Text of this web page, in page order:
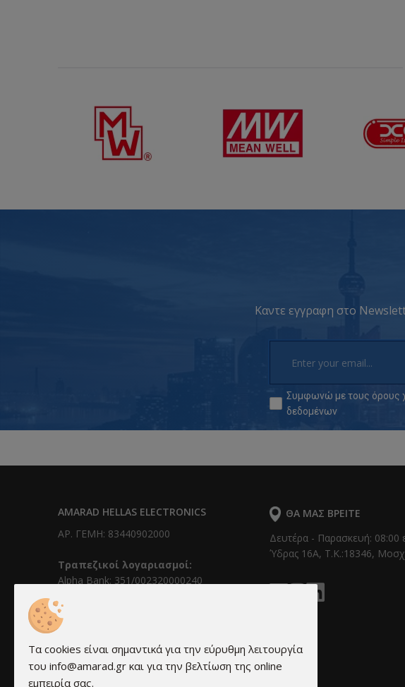
Καντε εγγραφη στο
Συμφωνώ με τους όρους
δεδομένων
AMARAD HELLAS ELECTRONICS
ΑΡ. ΓΕΜΗ: 83440902000
Τραπεζικοί λογαριασμοί:
Alpha Bank: 351/002320000240
Εθνική Τράπεζα: 011 171 44055799
IBAN: GR30 0110 1710 0000 1714 4055
799
Τράπεζα Πειραιώς: 6041-131781-580
IBAN: GR69 0171 0410 0060 4113 1781
ΘΑ ΜΑΣ ΒΡΕΊΤΕ
Δευτέρα - Παρασκευή: 08:00
Ύδρας 16Α, T.K.:18346,
Τα cookies είναι σημαντικά για την εύρυθμη λειτουργία
του info@amarad.gr και για την βελτίωση της online
εμπειρία σας.